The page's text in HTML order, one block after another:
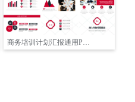
商务培训计划汇报通用PPT模板